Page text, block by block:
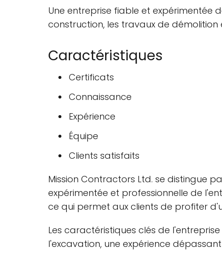
Une entreprise fiable et expérimentée
construction, les travaux de
Caractéristiques
Certificats
Connaissance
Expérience
Équipe
Clients satisfaits
Mission Contractors Ltd. se distingue
expérimentée et professionnelle de
ce qui permet aux clients de profiter
Les caractéristiques clés de
l'excavation, une expérience